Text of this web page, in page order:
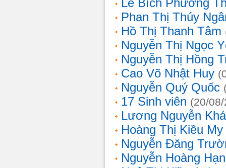
Lê Bích Phương
Phan Thị Thúy
Hồ Thị Thanh Tâm
Nguyễn Thị Ngọc
Nguyễn Thị Hồng
Cao Võ Nhật Huy
Nguyễn Quý Quốc
17 Sinh viên (20/
Lương Nguyễn
Hoàng Thị Kiều My
Nguyễn Đăng
Nguyễn Hoàng